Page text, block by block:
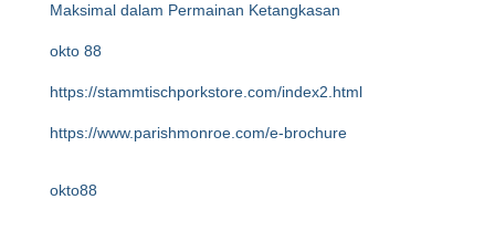
Maksimal dalam Permainan Ketangkasan
okto 88
https://stammtischporkstore.com/index2.html
https://www.parishmonroe.com/e-brochure
okto88